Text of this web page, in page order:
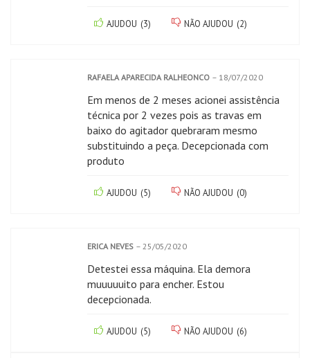
AJUDOU (3) NÃO AJUDOU (2)
RAFAELA APARECIDA RALHEONCO – 18/07/2020
Em menos de 2 meses acionei assistência
técnica por 2 vezes pois as travas em
baixo do agitador quebraram mesmo
substituindo a peça. Decepcionada com
produto
AJUDOU (5) NÃO AJUDOU (0)
ERICA NEVES – 25/05/2020
Detestei essa máquina. Ela demora
muuuuuito para encher. Estou
decepcionada.
AJUDOU (5) NÃO AJUDOU (6)